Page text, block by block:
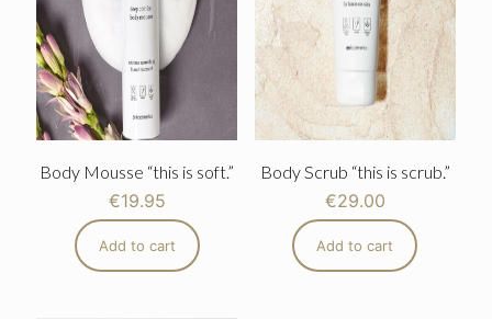
Body Mousse “this is soft.”
€19.95
Add to cart
Body Scrub “this is scrub.”
€29.00
Add to cart